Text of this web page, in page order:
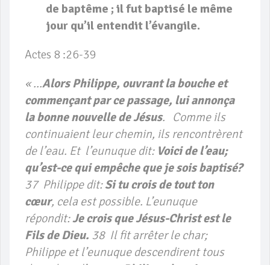
de baptême ; il fut baptisé le même
jour qu’il entendit l’évangile.
Actes 8 :26-39
« …Alors Philippe, ouvrant la bouche et
commençant par ce passage, lui annonça
la bonne nouvelle de Jésus. Comme ils
continuaient leur chemin, ils rencontrèrent
de l’eau. Et l’eunuque dit: Voici de l’eau;
qu’est-ce qui empêche que je sois baptisé?
37 Philippe dit:Si tu crois de tout ton
cœur, cela est possible. L’eunuque
répondit:Je crois que Jésus-Christ est le
Fils de Dieu. 38 Il fit arrêter le char;
Philippe et l’eunuque descendirent tous